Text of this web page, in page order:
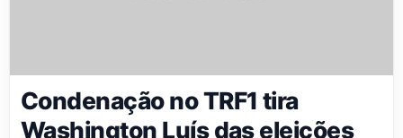
Condenação no TRF1 tira
Washington Luís das eleições